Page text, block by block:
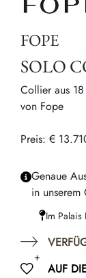
FOPE
SOLO
Collier aus
von Fope
Preis: €
Genaue
in unserem
Im Palais
AUF